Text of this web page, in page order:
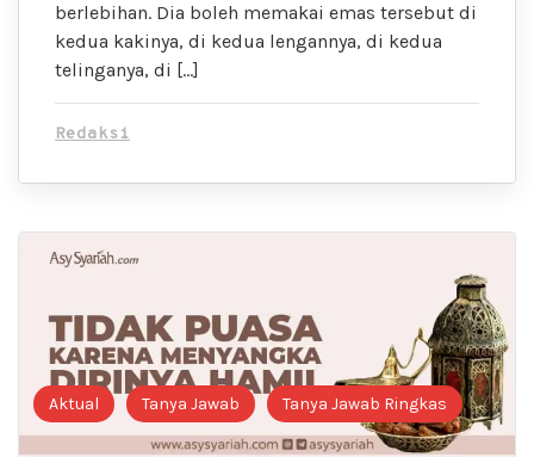
berlebihan. Dia boleh memakai emas tersebut di
kedua kakinya, di kedua lengannya, di kedua
telinganya, di […]
Redaksi
Aktual Tanya Jawab Tanya Jawab Ringkas